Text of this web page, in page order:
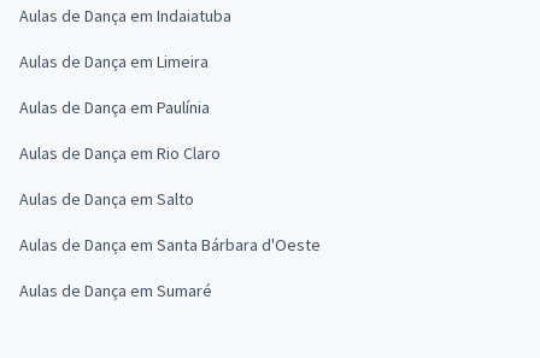
Aulas de Dança em Indaiatuba
Aulas de Dança em Limeira
Aulas de Dança em Paulínia
Aulas de Dança em Rio Claro
Aulas de Dança em Salto
Aulas de Dança em Santa Bárbara d'Oeste
Aulas de Dança em Sumaré